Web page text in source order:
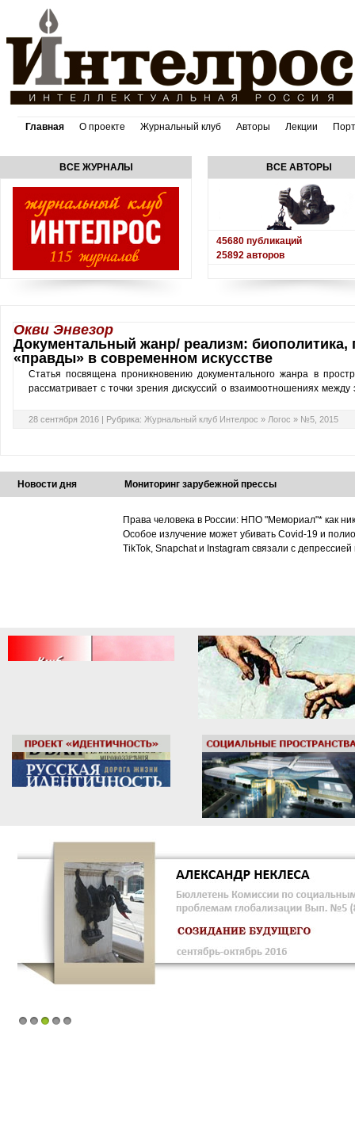
Главная О проекте Журнальный клуб Авторы Лекции
ВСЕ ЖУРНАЛЫ ВСЕ АВТОРЫ
45680 публикаций
25892 авторов
Окви Энвезор
Документальный жанр/ реализм: биополитика,
«правды» в современном искусстве
Статья посвящена проникновению документального жанра в
рассматривает с точки зрения дискуссий о взаимоотношениях между
28 сентября 2016 | Рубрика: Журнальный клуб Интелрос » Логос » №5, 2015
Новости дня Мониторинг зарубежной прессы
Права человека в России: НПО "Мемориал"* как
Особое излучение может убивать Covid-19 и
TikTok, Snapchat и Instagram связали с